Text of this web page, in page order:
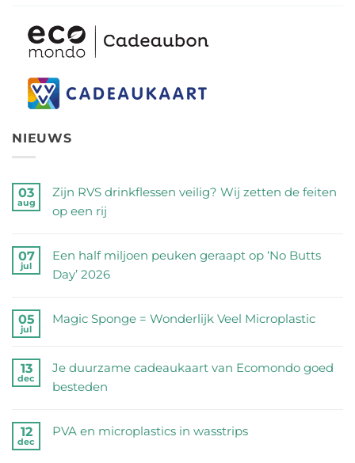
NIEUWS
03
aug
Zijn RVS drinkflessen veilig? Wij zetten de feiten
op een rij
reacties
op
RVS
drinkflessen
Wij
zetten
feiten
07
jul
Een half miljoen peuken geraapt op ‘No Butts
Day’ 2026
reacties
half
miljoen
geraapt
05
jul
Magic Sponge = Wonderlijk Veel Microplastic
reacties
op
=
13
dec
Je duurzame cadeaukaart van Ecomondo goed
besteden
reacties
12
dec
PVA en microplastics in wasstrips